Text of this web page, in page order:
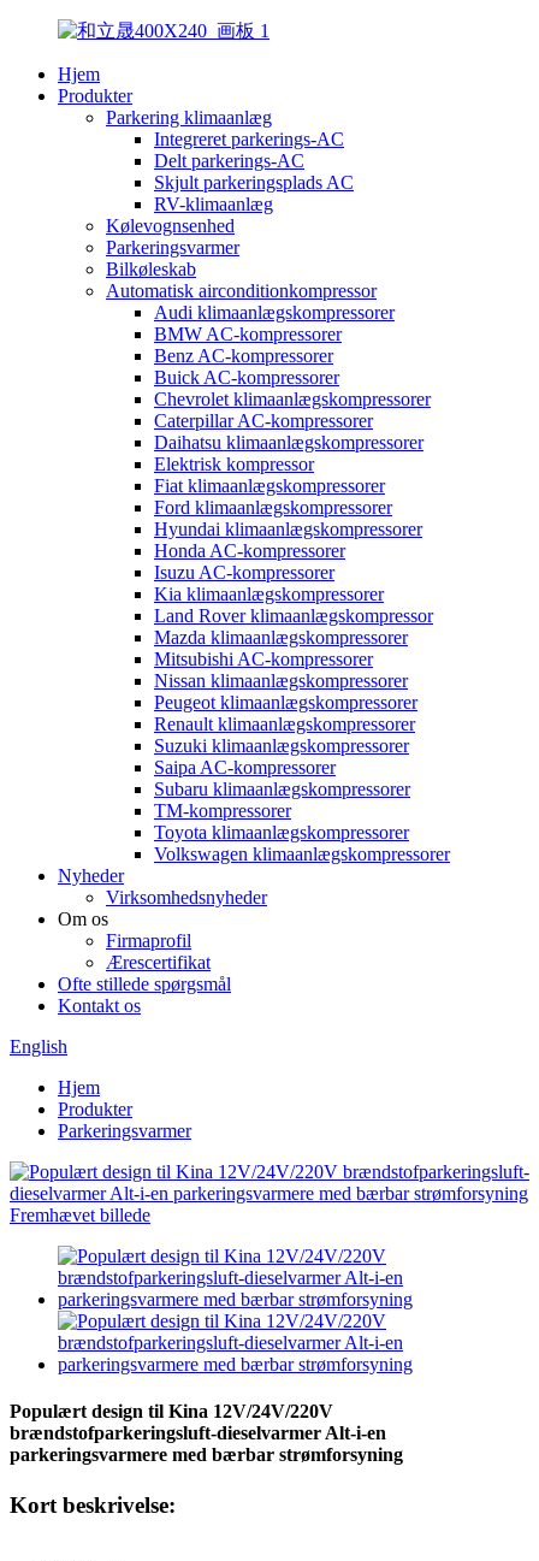
Hjem
Produkter
Parkering klimaanlæg
Integreret parkerings-AC
Delt parkerings-AC
Skjult parkeringsplads AC
RV-klimaanlæg
Kølevognsenhed
Parkeringsvarmer
Bilkøleskab
Automatisk airconditionkompressor
Audi klimaanlægskompressorer
BMW AC-kompressorer
Benz AC-kompressorer
Buick AC-kompressorer
Chevrolet klimaanlægskompressorer
Caterpillar AC-kompressorer
Daihatsu klimaanlægskompressorer
Elektrisk kompressor
Fiat klimaanlægskompressorer
Ford klimaanlægskompressorer
Hyundai klimaanlægskompressorer
Honda AC-kompressorer
Isuzu AC-kompressorer
Kia klimaanlægskompressorer
Land Rover klimaanlægskompressor
Mazda klimaanlægskompressorer
Mitsubishi AC-kompressorer
Nissan klimaanlægskompressorer
Peugeot klimaanlægskompressorer
Renault klimaanlægskompressorer
Suzuki klimaanlægskompressorer
Saipa AC-kompressorer
Subaru klimaanlægskompressorer
TM-kompressorer
Toyota klimaanlægskompressorer
Volkswagen klimaanlægskompressorer
Nyheder
Virksomhedsnyheder
Om os
Firmaprofil
Ærescertifikat
Ofte stillede spørgsmål
Kontakt os
English
Hjem
Produkter
Parkeringsvarmer
Populært design til Kina 12V/24V/220V
brændstofparkeringsluft-dieselvarmer Alt-i-en
parkeringsvarmere med bærbar strømforsyning
Kort beskrivelse: